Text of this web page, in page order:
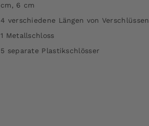
cm, 6 cm
4 verschiedene Längen von Verschlüssen
1 Metallschloss
5 separate Plastikschlösser